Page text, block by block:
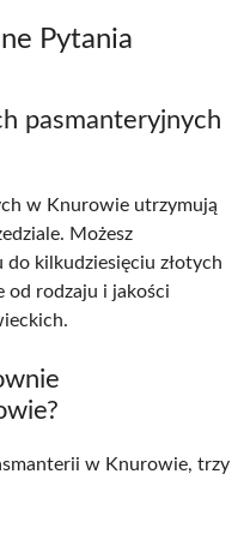
Pytania
pasmanteryjnych
w Knurowie utrzymują
Możesz
kilkudziesięciu złotych
od rodzaju i jakości
w Knurowie, trzy